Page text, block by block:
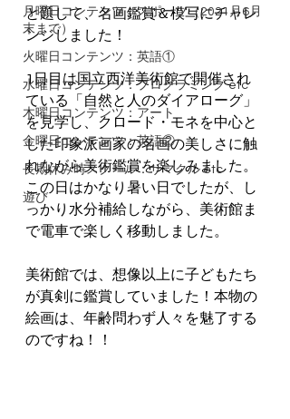
月曜日コンテンツ：スポーツ（2021月6月
末まで）
火曜日コンテンツ：英語①
水曜日コンテンツ：プログラミング etc
木曜日コンテンツ：アート
金曜日コンテンツ：英語②
長期休み時スクール：サマクル etc
遊び
と題して、名画鑑賞＆模写にチャレ
ンジしました！
1日目は国立西洋美術館で開催され
ている「自然と人のダイアローグ」
を見学し、クロード・モネを中心と
した印象派画家の名画の美しさに触
れながら美術鑑賞を楽しみました。
この日はかなり暑い日でしたが、し
っかり水分補給しながら、美術館ま
で電車で楽しく移動しました。
美術館では、想像以上に子どもたち
が真剣に鑑賞していました！本物の
絵画は、年齢問わず人々を魅了する
のですね！！